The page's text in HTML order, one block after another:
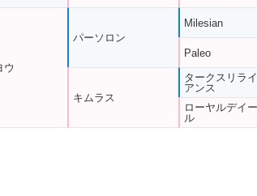
ウ
パーソロン
キムラス
Milesian
Paleo
タークスリライ
アンス
ローヤルデイー
ル